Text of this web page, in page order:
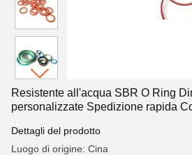
Resistente all'acqua SBR O Ring
personalizzate Spedizione rapida
Dettagli del prodotto
Luogo di origine: Cina